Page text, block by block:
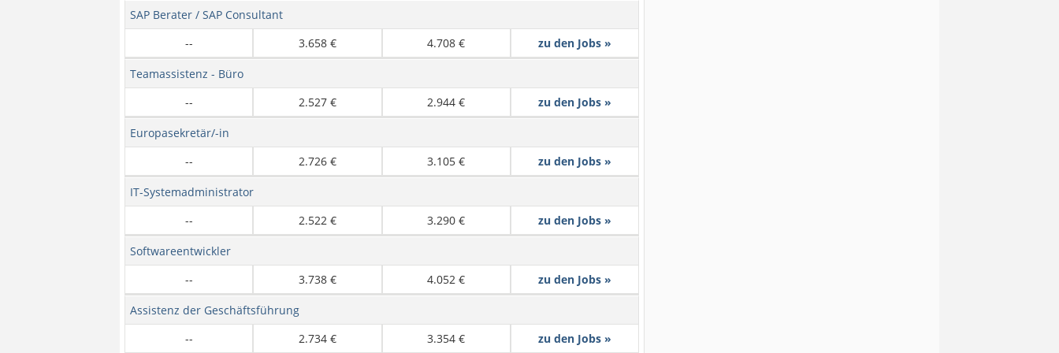
SAP Berater / SAP Consultant
--
3.658 € 4.708 € zu den Jobs »
Teamassistenz - Büro
--
2.527 € 2.944 € zu den Jobs »
Europasekretär/-in
--
2.726 € 3.105 € zu den Jobs »
IT-Systemadministrator
--
2.522 € 3.290 € zu den Jobs »
Softwareentwickler
--
3.738 € 4.052 € zu den Jobs »
Assistenz der Geschäftsführung
--
2.734 € 3.354 € zu den Jobs »